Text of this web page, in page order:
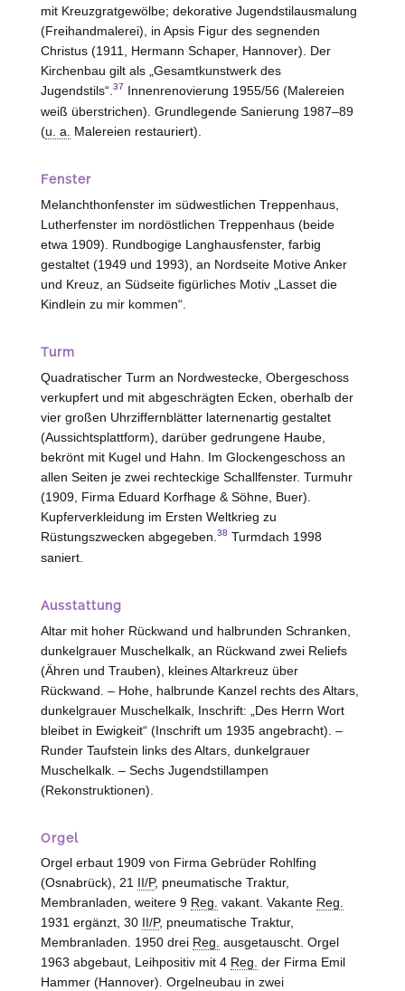
mit Kreuzgratgewölbe; dekorative Jugendstilausmalung
(Freihandmalerei), in Apsis Figur des segnenden
Christus (1911, Hermann Schaper, Hannover). Der
Kirchenbau gilt als „Gesamtkunstwerk des
Jugendstils“.37 Innenrenovierung 1955/56 (Malereien
weiß überstrichen). Grundlegende Sanierung 1987–89
(u. a. Malereien restauriert).
Fenster
Melanchthonfenster im südwestlichen Treppenhaus,
Lutherfenster im nordöstlichen Treppenhaus (beide
etwa 1909). Rundbogige Langhausfenster, farbig
gestaltet (1949 und 1993), an Nordseite Motive Anker
und Kreuz, an Südseite figürliches Motiv „Lasset die
Kindlein zu mir kommen“.
Turm
Quadratischer Turm an Nordwestecke, Obergeschoss
verkupfert und mit abgeschrägten Ecken, oberhalb der
vier großen Uhrziffernblätter laternenartig gestaltet
(Aussichtsplattform), darüber gedrungene Haube,
bekrönt mit Kugel und Hahn. Im Glockengeschoss an
allen Seiten je zwei rechteckige Schallfenster. Turmuhr
(1909, Firma Eduard Korfhage & Söhne, Buer).
Kupferverkleidung im Ersten Weltkrieg zu
Rüstungszwecken abgegeben. 38 Turmdach 1998
saniert.
Ausstattung
Altar mit hoher Rückwand und halbrunden Schranken,
dunkelgrauer Muschelkalk, an Rückwand zwei Reliefs
(Ähren und Trauben), kleines Altarkreuz über
Rückwand. – Hohe, halbrunde Kanzel rechts des Altars,
dunkelgrauer Muschelkalk, Inschrift: „Des Herrn Wort
bleibet in Ewigkeit“ (Inschrift um 1935 angebracht). –
Runder Taufstein links des Altars, dunkelgrauer
Muschelkalk. – Sechs Jugendstillampen
(Rekonstruktionen).
Orgel
Orgel erbaut 1909 von Firma Gebrüder Rohlfing
(Osnabrück), 21 II/P, pneumatische Traktur,
Membranladen, weitere 9 Reg. vakant. Vakante Reg.
1931 ergänzt, 30 II/P, pneumatische Traktur,
Membranladen. 1950 drei Reg. ausgetauscht. Orgel
1963 abgebaut, Leihpositiv mit 4 Reg. der Firma Emil
Hammer (Hannover). Orgelneubau in zwei